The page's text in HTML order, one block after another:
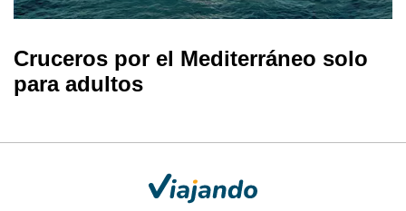
Cruceros por el Mediterráneo solo
para adultos